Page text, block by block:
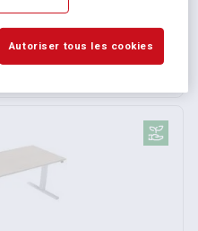
Autoriser tous les cookies